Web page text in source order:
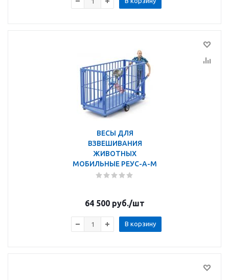
ВЕСЫ ДЛЯ
ВЗВЕШИВАНИЯ
ЖИВОТНЫХ
МОБИЛЬНЫЕ РЕУС-А-М
64 500 руб./шт
В корзину